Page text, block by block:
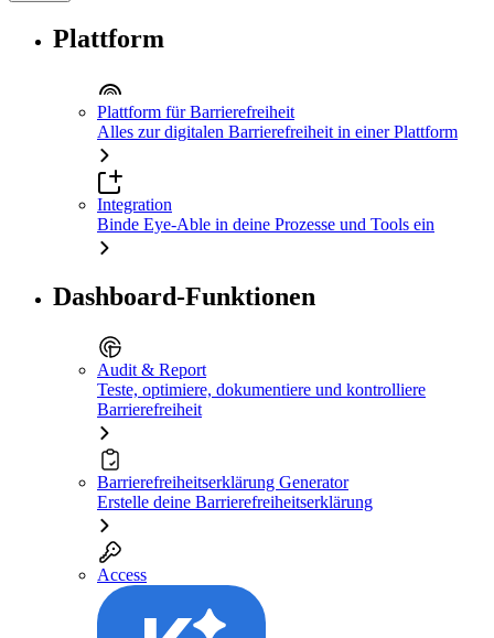
Plattform
Plattform für Barrierefreiheit
Alles zur digitalen Barrierefreiheit in einer Plattform
Integration
Binde Eye-Able in deine Prozesse und Tools ein
Dashboard-Funktionen
Audit & Report
Teste, optimiere, dokumentiere und kontrolliere
Barrierefreiheit
Barrierefreiheitserklärung Generator
Erstelle deine Barrierefreiheitserklärung
Access